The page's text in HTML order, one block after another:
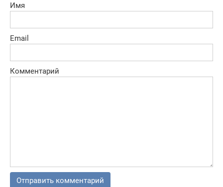
Имя
Email
Комментарий